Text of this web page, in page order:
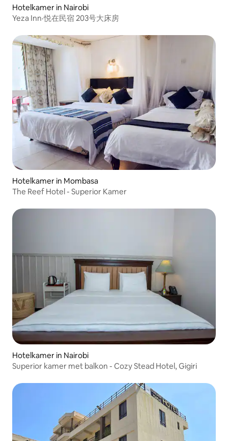
Hotelkamer in Nairobi
Yeza Inn·悦在民宿 203号大床房
Hotelkamer in Mombasa
The Reef Hotel - Superior Kamer
Hotelkamer in Nairobi
Superior kamer met balkon - Cozy Stead Hotel, Gigiri